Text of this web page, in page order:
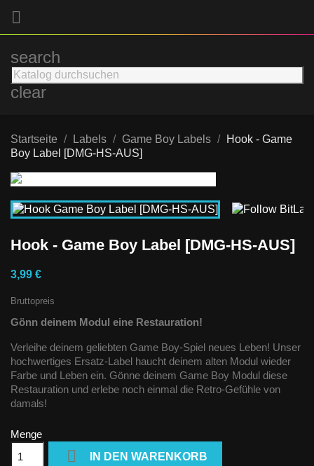

search
clear
Startseite Labels Game Boy Labels
Hook - Game
Boy Label [DMG-HS-AUS]
Hook - Game Boy Label [DMG-HS-AUS]
3,99 €
Bruttopreis
Gönn deinem Modul eine Restauration!
Verleihe deinem geliebten Game Boy-Spiel neues Leben! Unser
hochwertiges Ersatz-Label haucht deinem alten Modul wieder
Farbe und Leben ein. Gönne deinem Game Boy Modul diese
Restauration und erlebe noch einmal die Retro-Gefühle von
damals!
Menge
 IN DEN WARENKORB